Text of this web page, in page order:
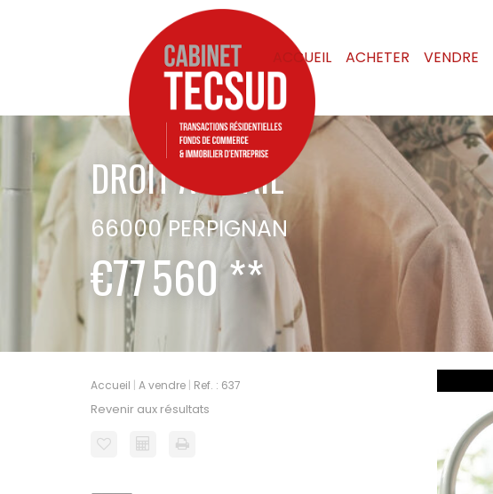
ACCUEIL ACHETER VENDRE
DROIT AU BAIL
66000 PERPIGNAN
€77 560 **
Accueil A vendre Ref. : 637
Revenir aux résultats